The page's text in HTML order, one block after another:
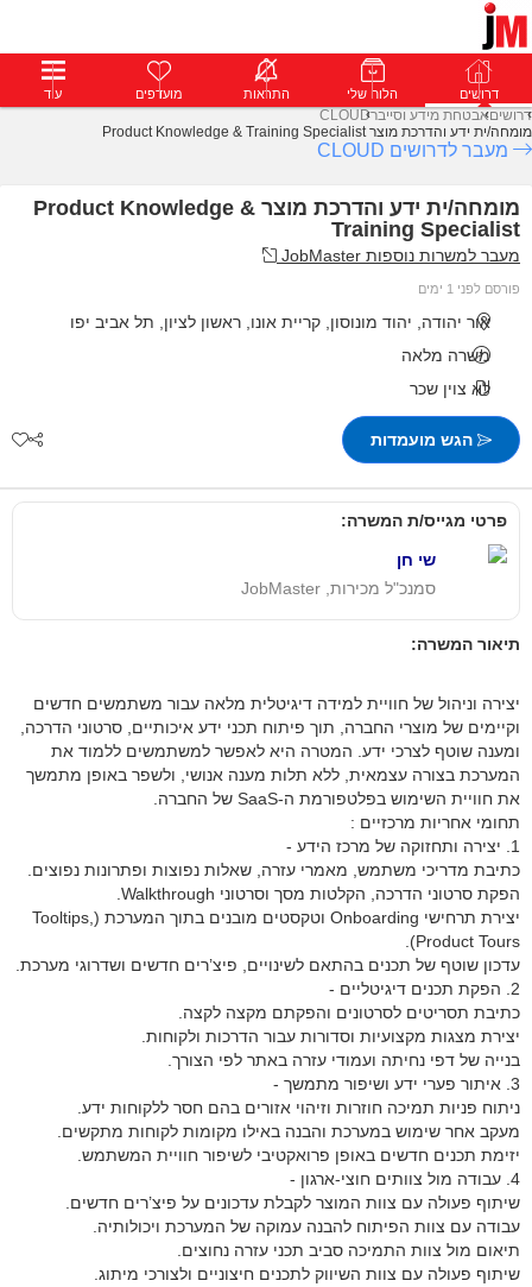
דרושים פרופילים הודעות פרימיום דרושים הלוח שלי התראות מועדפים עוד
דרושיםאבטחת מידע וסייברCLOUD
מומחה/ית ידע והדרכת מוצר Product Knowledge & Training Specialist
מעבר לדרושים CLOUD
מומחה/ית ידע והדרכת מוצר Product Knowledge &
Training Specialist
מעבר למשרות נוספות JobMaster
פורסם לפני 1 ימים
אור יהודה, יהוד מונוסון, קריית אונו, ראשון לציון, תל אביב יפו
משרה מלאה
לא צוין שכר
הגש מועמדות
פרטי מגייס/ת המשרה:
שי חן
סמנכ"ל מכירות, JobMaster
תיאור המשרה:
יצירה וניהול של חוויית למידה דיגיטלית מלאה עבור משתמשים חדשים
וקיימים של מוצרי החברה, תוך פיתוח תכני ידע איכותיים, סרטוני הדרכה,
ומענה שוטף לצרכי ידע. המטרה היא לאפשר למשתמשים ללמוד את
המערכת בצורה עצמאית, ללא תלות מענה אנושי, ולשפר באופן מתמשך
את חוויית השימוש בפלטפורמת ה-SaaS של החברה.
תחומי אחריות מרכזיים :
1. יצירה ותחזוקה של מרכז הידע -
כתיבת מדריכי משתמש, מאמרי עזרה, שאלות נפוצות ופתרונות נפוצים.
הפקת סרטוני הדרכה, הקלטות מסך וסרטוני Walkthrough.
יצירת תרחישי Onboarding וטקסטים מובנים בתוך המערכת (Tooltips,
Product Tours).
עדכון שוטף של תכנים בהתאם לשינויים, פיצ’רים חדשים ושדרוגי מערכת.
2. הפקת תכנים דיגיטליים -
כתיבת תסריטים לסרטונים והפקתם מקצה לקצה.
יצירת מצגות מקצועיות וסדורות עבור הדרכות ולקוחות.
בנייה של דפי נחיתה ועמודי עזרה באתר לפי הצורך.
3. איתור פערי ידע ושיפור מתמשך -
ניתוח פניות תמיכה חוזרות וזיהוי אזורים בהם חסר ללקוחות ידע.
מעקב אחר שימוש במערכת והבנה באילו מקומות לקוחות מתקשים.
יזימת תכנים חדשים באופן פרואקטיבי לשיפור חוויית המשתמש.
4. עבודה מול צוותים חוצי-ארגון -
שיתוף פעולה עם צוות המוצר לקבלת עדכונים על פיצ’רים חדשים.
עבודה עם צוות הפיתוח להבנה עמוקה של המערכת ויכולותיה.
תיאום מול צוות התמיכה סביב תכני עזרה נחוצים.
שיתוף פעולה עם צוות השיווק לתכנים חיצוניים ולצורכי מיתוג.